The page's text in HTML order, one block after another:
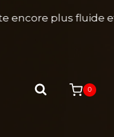
plus fluide
0